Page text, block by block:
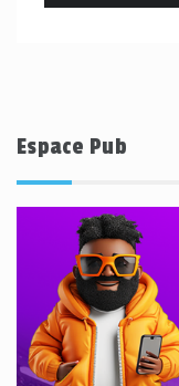
Espace Pub